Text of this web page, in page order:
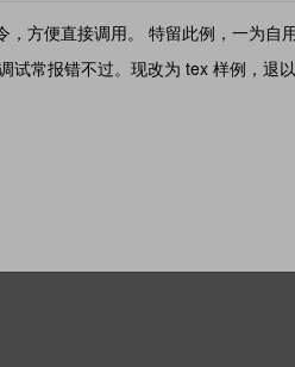
方便直接调用。 特留此例，一为自
试常报错不过。现改为 tex 样例，退